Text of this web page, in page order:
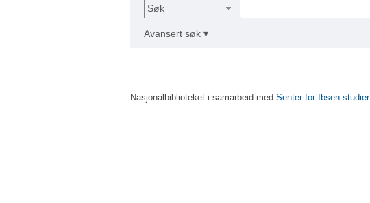
Søk
Avansert søk ▾
Nasjonalbiblioteket i samarbeid med Senter for Ibsen-studier